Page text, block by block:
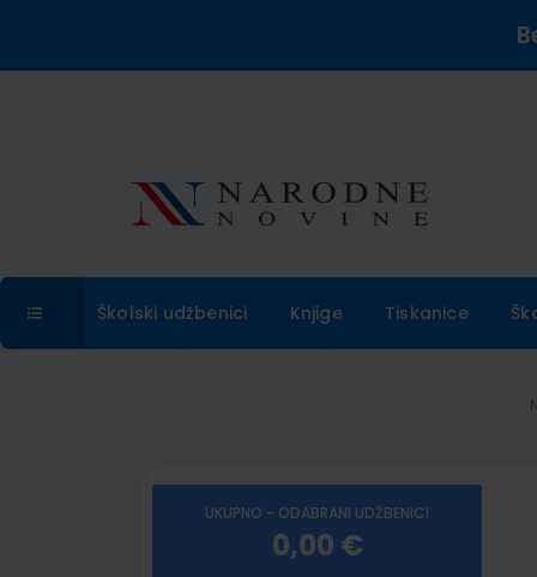
Školski udžbenici Knjige Tiskanice
UKUPNO - ODABRANI UDŽBENICI
0,00 €